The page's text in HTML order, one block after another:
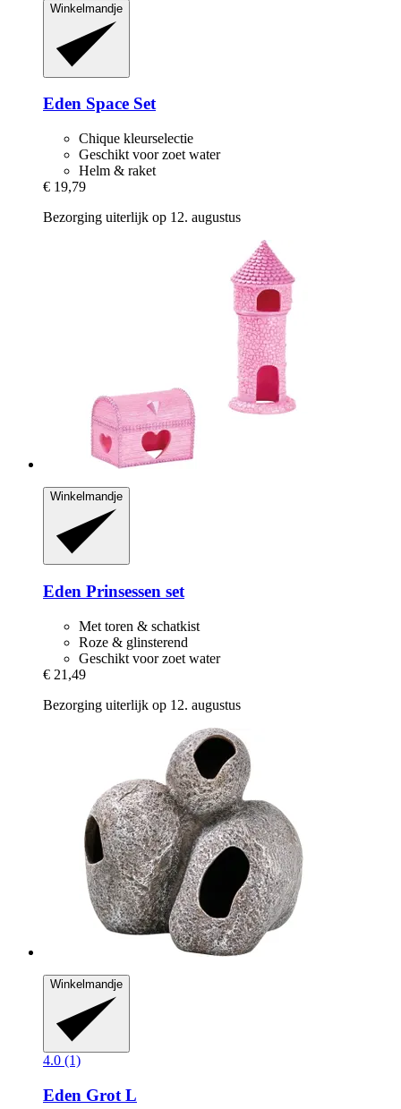
Winkelmandje
Eden Space Set
Chique kleurselectie
Geschikt voor zoet water
Helm & raket
€ 19,79
Bezorging uiterlijk op 12. augustus
Winkelmandje
Eden Prinsessen set
Met toren & schatkist
Roze & glinsterend
Geschikt voor zoet water
€ 21,49
Bezorging uiterlijk op 12. augustus
Winkelmandje
4.0 (1)
Eden Grot L